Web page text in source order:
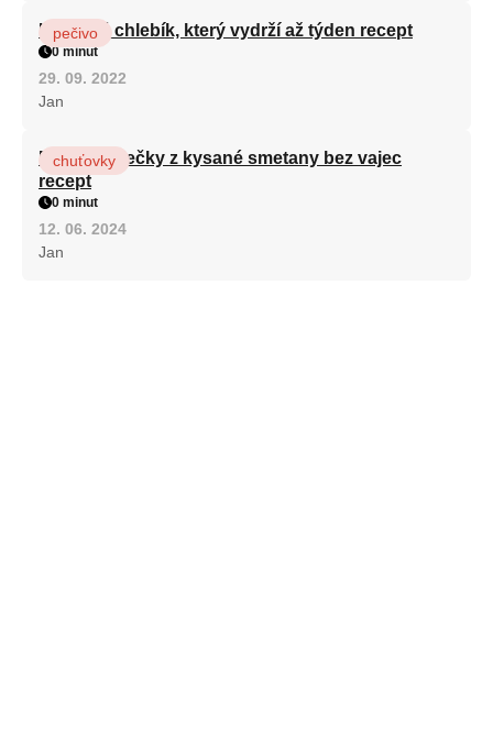
Hrnkový chlebík, který vydrží až týden recept
pečivo
0 minut
29. 09. 2022
Jan
Rychlé válečky z kysané smetany bez vajec
recept
chuťovky
0 minut
12. 06. 2024
Jan